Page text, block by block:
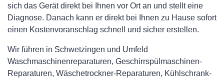
sich das Gerät direkt bei Ihnen vor Ort an und stellt eine
Diagnose. Danach kann er direkt bei Ihnen zu Hause sofort
einen Kostenvoranschlag schnell und sicher erstellen.
Wir führen in Schwetzingen und Umfeld
Waschmaschinenreparaturen, Geschirrspülmaschinen-
Reparaturen, Wäschetrockner-Reparaturen, Kühlschrank-